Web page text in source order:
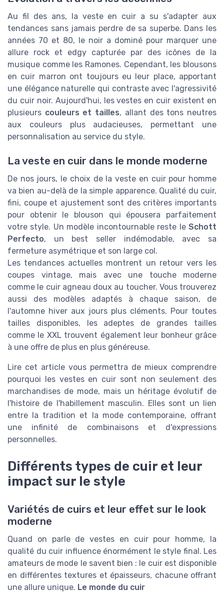
Au fil des ans, la veste en cuir a su s'adapter aux
tendances sans jamais perdre de sa superbe. Dans les
années 70 et 80, le noir a dominé pour marquer une
allure rock et edgy capturée par des icônes de la
musique comme les Ramones. Cependant, les blousons
en cuir marron ont toujours eu leur place, apportant
une élégance naturelle qui contraste avec l'agressivité
du cuir noir. Aujourd'hui, les vestes en cuir existent en
plusieurs couleurs et tailles, allant des tons neutres
aux couleurs plus audacieuses, permettant une
personnalisation au service du style.
La veste en cuir dans le monde moderne
De nos jours, le choix de la veste en cuir pour homme
va bien au-delà de la simple apparence. Qualité du cuir,
fini, coupe et ajustement sont des critères importants
pour obtenir le blouson qui épousera parfaitement
votre style. Un modèle incontournable reste le Schott
Perfecto, un best seller indémodable, avec sa
fermeture asymétrique et son large col.
Les tendances actuelles montrent un retour vers les
coupes vintage, mais avec une touche moderne
comme le cuir agneau doux au toucher. Vous trouverez
aussi des modèles adaptés à chaque saison, de
l'automne hiver aux jours plus cléments. Pour toutes
tailles disponibles, les adeptes de grandes tailles
comme le XXL trouvent également leur bonheur grâce
à une offre de plus en plus généreuse.
Lire cet article vous permettra de mieux comprendre
pourquoi les vestes en cuir sont non seulement des
marchandises de mode, mais un héritage évolutif de
l'histoire de l'habillement masculin. Elles sont un lien
entre la tradition et la mode contemporaine, offrant
une infinité de combinaisons et d'expressions
personnelles.
Différents types de cuir et leur
impact sur le style
Variétés de cuirs et leur effet sur le look
moderne
Quand on parle de vestes en cuir pour homme, la
qualité du cuir influence énormément le style final. Les
amateurs de mode le savent bien : le cuir est disponible
en différentes textures et épaisseurs, chacune offrant
une allure unique. Le monde du cuir